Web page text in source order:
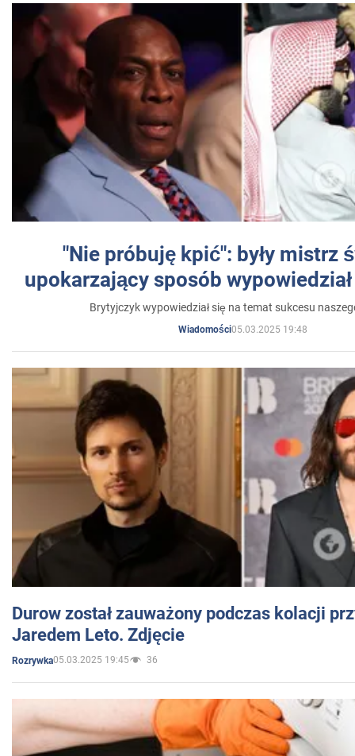
"Nie próbuję kpić": były mistrz
upokarzający sposób
Brytyjczyk wypowiedział się na temat sukcesu
Wiadomości05.03.2025 19:48
Durow został zauważony podczas kolacji
Jaredem Leto. Zdjęcie
Rozrywka05.03.2025 19:45 36